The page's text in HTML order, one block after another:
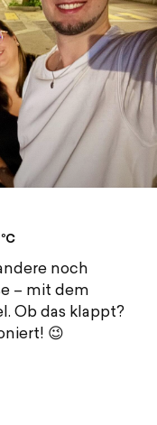
noch
– mit dem
Ob das klappt?
😉